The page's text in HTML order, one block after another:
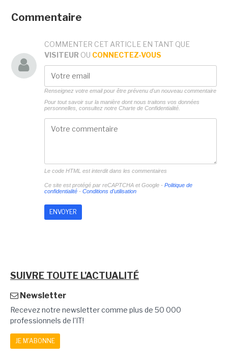
Commentaire
COMMENTER CET ARTICLE EN TANT QUE
VISITEUR OU CONNECTEZ-VOUS
Renseignez votre email pour être prévenu d'un nouveau commentaire
Pour tout savoir sur la manière dont nous traitons vos données
personnelles, consultez notre Charte de Confidentialité.
Le code HTML est interdit dans les commentaires
Ce site est protégé par reCAPTCHA et Google - Politique de
confidentialité- Conditions d'utilisation
SUIVRE TOUTE L'ACTUALITÉ
Newsletter
Recevez notre newsletter comme plus de 50 000
professionnels de l'IT!
JE M'ABONNE